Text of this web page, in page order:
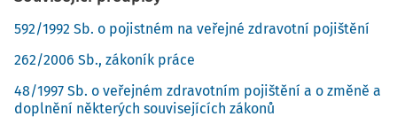
592/1992 Sb. o pojistném na veřejné zdravotní pojištění
262/2006 Sb., zákoník práce
48/1997 Sb. o veřejném zdravotním pojištění a o změně a
doplnění některých souvisejících zákonů